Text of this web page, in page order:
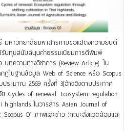
หาวิทยาลัยมหาสารคามขอแสดงความยินดี
บทุนสนับสนุนค่าธรรมเนียมการตีพิมพ์
ทความทางวิชาการ (Review Article) ใน
ฏในฐานข้อมูล Web of Science หรือ Scopus
ระมาณ 2569 ครั้งที่ 3(อ้างอิงตามประกาศ
Cycles of renewal: Ecosystem regulation
ในวารสาร Asian Journal of
Q1 ภาพและข่าว :คณะสิ่งแวดล้อมและ